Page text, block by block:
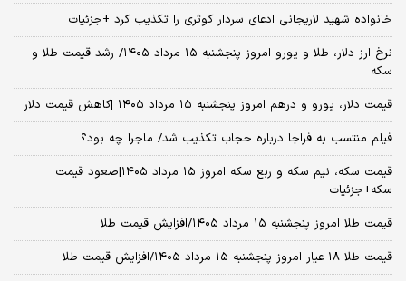
خانواده شهید لاریجانی ادعای سردار کوثری را تکذیب کرد +جزئیات
نرخ ارز دلار، طلا و یورو امروز پنجشنبه ۱۵ مرداد ۱۴۰۵/ رشد قیمت طلا و
سکه
قیمت دلار، یورو و درهم امروز پنجشنبه ۱۵ مرداد ۱۴۰۵ |کاهش قیمت دلار
فیلم منتسب به فراجا درباره حجاب تکذیب شد/ ماجرا چه بود؟
قیمت سکه، نیم سکه و ربع سکه امروز ۱۵ مرداد ۱۴۰۵|صعود قیمت
سکه+جزئیات
قیمت طلا امروز پنجشنبه ۱۵ مرداد ۱۴۰۵/افزایش قیمت طلا
قیمت طلا ۱۸ عیار امروز پنجشنبه ۱۵ مرداد ۱۴۰۵/افزایش قیمت طلا